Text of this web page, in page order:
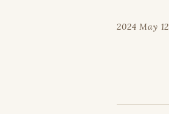
2024 May 12